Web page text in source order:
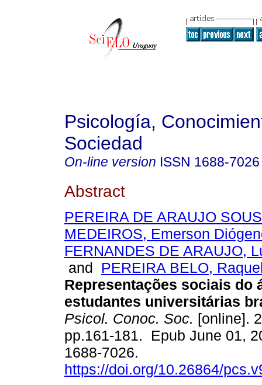
Psicología,
Sociedad
On-line version ISSN 1688-7026
Abstract
PEREIRA DE ARAUJO
MEDEIROS, Emerson
FERNANDES DE ARAUJO,
and PEREIRA BELO,
Representações sociais do
estudantes universitárias
Psicol. Conoc. Soc. [online].
pp.161-181. Epub June 01,
1688-7026.
https://doi.org/10.26864/